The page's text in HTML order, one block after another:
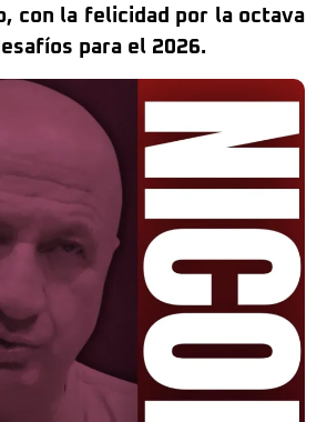
con la felicidad por la octava
para el 2026.